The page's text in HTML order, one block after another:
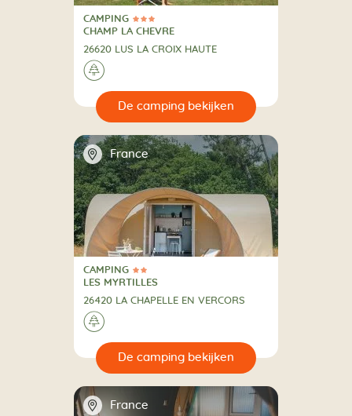
3 Sterren
CAMPING
CAMPING
CHAMP LA CHEVRE
26620 LUS LA CROIX HAUTE
🌲
📍 France
2 Sterren
CAMPING
CAMPING
LES MYRTILLES
26420 LA CHAPELLE EN VERCORS
🌲
📍 France